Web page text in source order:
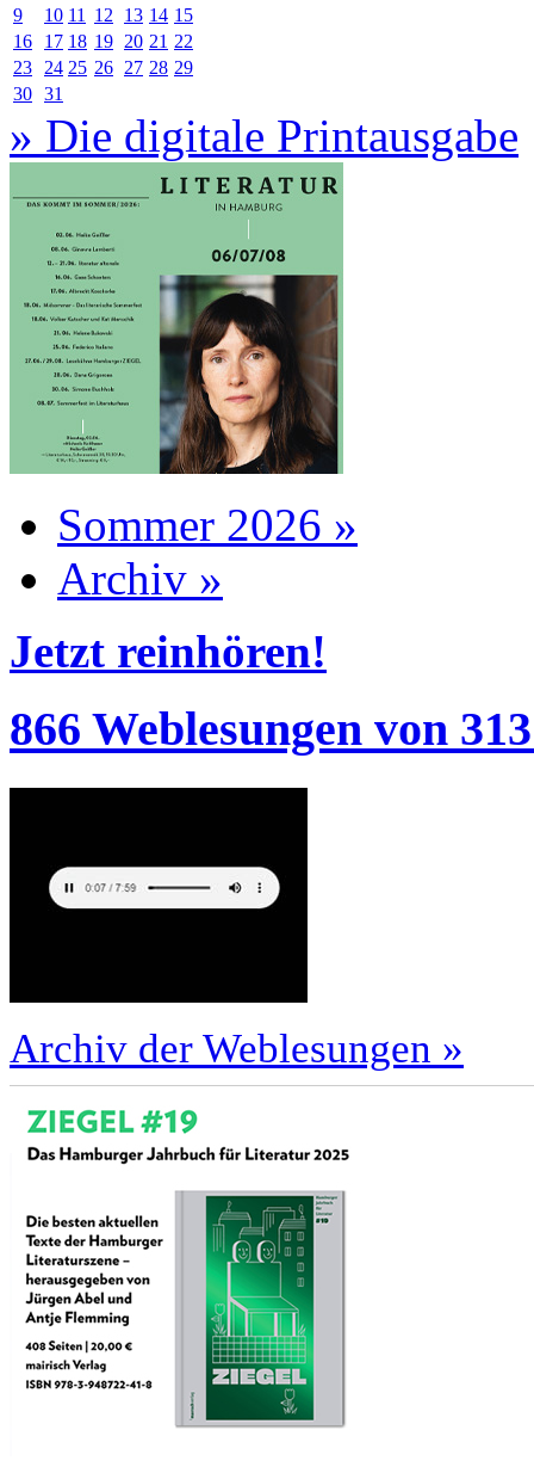
9
10 11 12 13 14 15
16
17 18 19 20 21 22
23
24 25 26 27 28 29
30 31
» Die digitale Printausgabe
Sommer 2026 »
Archiv »
Jetzt reinhören!
866 Weblesungen von
Archiv der Weblesungen »